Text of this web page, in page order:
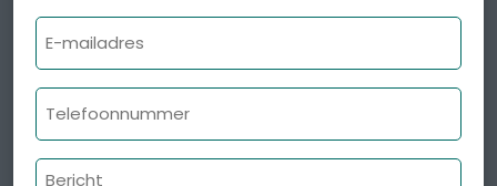
E-
mailadres
Telefoonnummer
Bericht